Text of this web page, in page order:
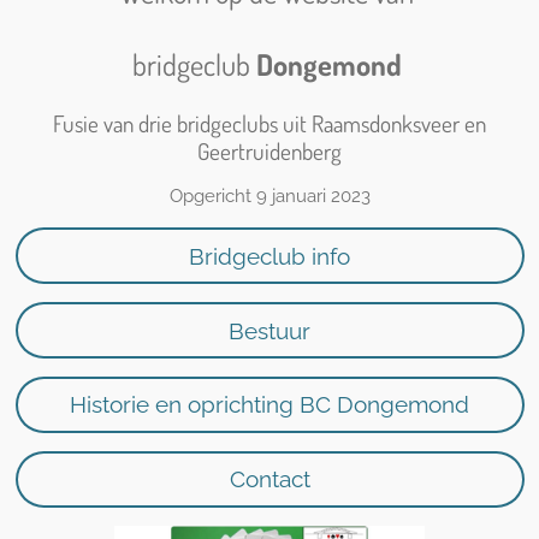
bridgeclub Dongemond
Fusie van drie bridgeclubs uit Raamsdonksveer en
Geertruidenberg
Opgericht 9 januari 2023
Bridgeclub info
Bestuur
Historie en oprichting BC Dongemond
Contact